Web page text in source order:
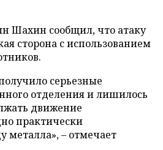
Шахин сообщил, что атаку
сторона с использованием
серьезные
отделения и лишилось
движение
практически
металла», – отмечает